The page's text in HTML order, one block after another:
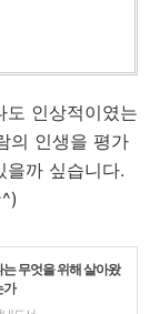
인상적이였는
의 인생을 평가
까 싶습니다.
는 무엇을 위해 살아왔
가